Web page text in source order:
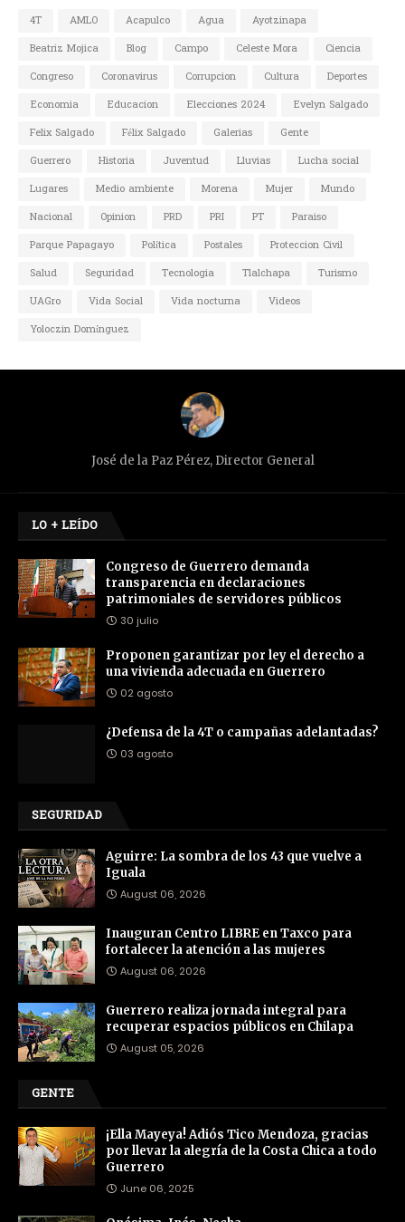
4T AMLO Acapulco Agua
Ayotzinapa
Beatriz Mojica
Blog Campo Celeste Mora
Ciencia
Congreso
Coronavirus Corrupcion Cultura
Deportes
Economia
Educacion Elecciones 2024
Evelyn Salgado
Felix Salgado
Félix Salgado Galerias
Gente
Guerrero
Historia Juventud Lluvias
Lucha social
Lugares
Medio ambiente Morena Mujer
Mundo
Nacional
Opinion PRD PRI PT
Paraiso
Parque Papagayo
Política Postales
Proteccion Civil
Salud
Seguridad Tecnologia Tlalchapa
Turismo
UAGro
Vida Social Vida nocturna
Videos
Yoloczin Domínguez
José de la Paz Pérez, Director General
LO + LEÍDO
Congreso de Guerrero demanda
transparencia en declaraciones
patrimoniales de servidores públicos
30 julio
Proponen garantizar por ley el derecho a
una vivienda adecuada en Guerrero
02 agosto
¿Defensa de la 4T o campañas adelantadas?
03 agosto
SEGURIDAD
Aguirre: La sombra de los 43 que vuelve a
Iguala
August 06, 2026
Inauguran Centro LIBRE en Taxco para
fortalecer la atención a las mujeres
August 06, 2026
Guerrero realiza jornada integral para
recuperar espacios públicos en Chilapa
August 05, 2026
GENTE
¡Ella Mayeya! Adiós Tico Mendoza, gracias
por llevar la alegría de la Costa Chica a todo
Guerrero
June 06, 2025